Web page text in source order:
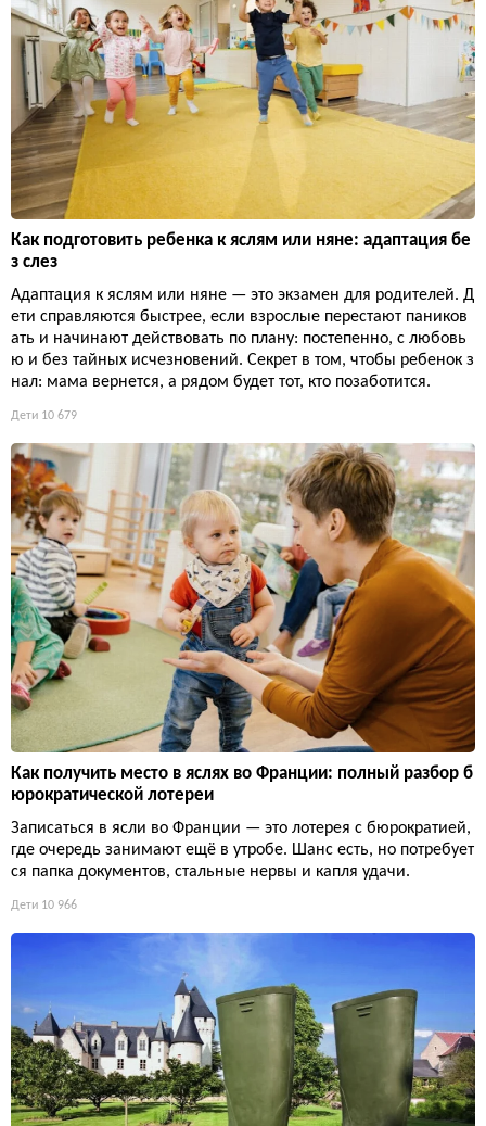
Как подготовить ребенка к яслям или няне: адаптация бе
з слез
Адаптация к яслям или няне — это экзамен для родителей. Д
ети справляются быстрее, если взрослые перестают паников
ать и начинают действовать по плану: постепенно, с любовь
ю и без тайных исчезновений. Секрет в том, чтобы ребенок з
нал: мама вернется, а рядом будет тот, кто позаботится.
Дети 10 679
Как получить место в яслях во Франции: полный разбор б
юрократической лотереи
Записаться в ясли во Франции — это лотерея с бюрократией,
где очередь занимают ещё в утробе. Шанс есть, но потребует
ся папка документов, стальные нервы и капля удачи.
Дети 10 966